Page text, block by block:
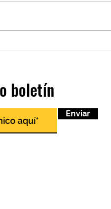
Un último comienzo, una
boletín
Enviar